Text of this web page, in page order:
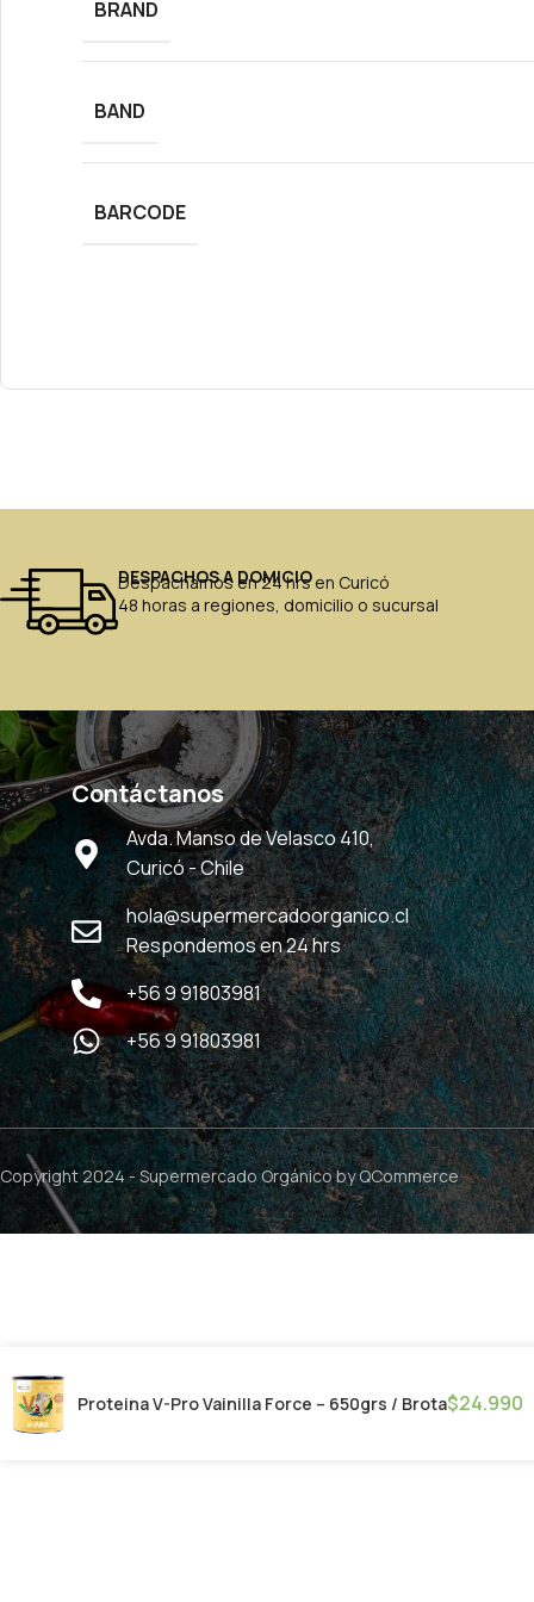
BRAND
BAND
BARCODE
DESPACHOS A DOMICIO
Despachamos en 24 hrs en Curicó
48 horas a regiones, domicilio o sucursal
Contáctanos
Avda. Manso de Velasco 410,
Curicó - Chile
hola@supermercadoorganico.cl
Respondemos en 24 hrs
+56 9 91803981
+56 9 91803981
Copyright 2024 -Supermercado Orgánicoby QCommerce
Proteina V-Pro Vainilla Force – 650grs / Brota$24.990